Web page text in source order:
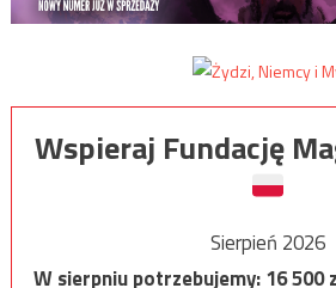
Wspieraj Fundację
Sierpień 2026
W sierpniu potrzebujemy:16 500